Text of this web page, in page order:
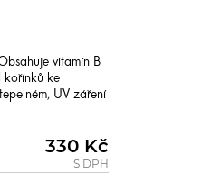
vitamín B
kořínků ke
UV záření
330 Kč
S DPH